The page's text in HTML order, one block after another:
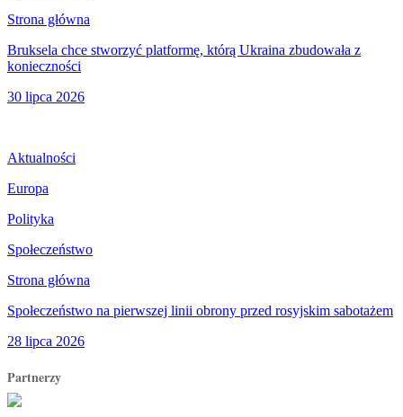
Strona główna
Bruksela chce stworzyć platformę, którą Ukraina zbudowała z
konieczności
30 lipca 2026
Aktualności
Europa
Polityka
Społeczeństwo
Strona główna
Społeczeństwo na pierwszej linii obrony przed rosyjskim sabotażem
28 lipca 2026
Partnerzy